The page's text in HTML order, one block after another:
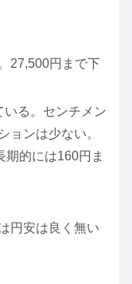
27,500円まで下
いる。センチメン
ョンは少ない。
期的には160円ま
円安は良く無い